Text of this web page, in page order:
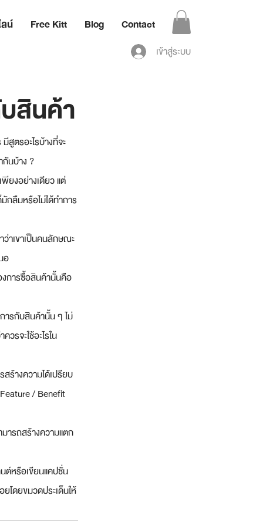
น์ Free Kitt Blog Contact
เข้าสู่ระบบ
สินค้า
สูตรอะไรบ้างที่จะ
กันบ้าง ?
ยงอย่างเดียว แต่
กลืมหรือไม่ได้ทำการ
าเขาเป็นคนลักษณะ
อ
งการซื้อสินค้านั้นคือ
ารกับสินค้านั้น ๆ ไม่
รจะใช้อะไรใน
สร้างความได้เปรียบ
/ Benefit
ารถสร้างความแตก
ต์หรือเขียนแคปชั่น
โดยขมวดประเด็นให้